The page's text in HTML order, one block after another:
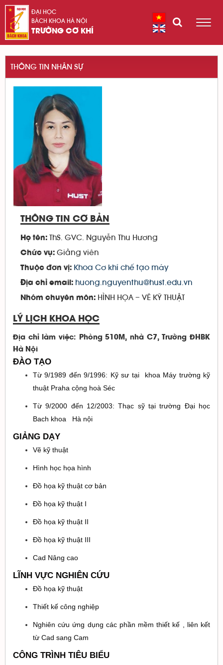
ĐẠI HỌC
BÁCH KHOA HÀ NỘI
TRƯỜNG CƠ KHÍ
THÔNG TIN NHÂN SỰ
THÔNG TIN CƠ BẢN
Họ tên: ThS. GVC. Nguyễn Thu Hương
Chức vụ: Giảng viên
Thuộc đơn vị: Khoa Cơ khí chế tạo máy
Địa chỉ email: huong.nguyenthu@hust.edu.vn
Nhóm chuyên môn: HÌNH HỌA – VẼ KỸ THUẬT
LÝ LỊCH KHOA HỌC
Địa chỉ làm việc: Phòng 510M, nhà C7, Trường ĐHBK
Hà Nội
ĐÀO TẠO
Từ 9/1989 đến 9/1996: Kỹ sư tại khoa Máy trường kỹ
thuật Praha cộng hoà Séc
Từ 9/2000 đến 12/2003: Thạc sỹ tại trường Đại học
Bach khoa Hà nội
GIẢNG DẠY
Vẽ kỹ thuật
Hình học họa hình
Đồ họa kỹ thuật cơ bản
Đồ họa kỹ thuật I
Đồ họa kỹ thuật II
Đồ họa kỹ thuật III
Cad Nâng cao
LĨNH VỰC NGHIÊN CỨU
Đồ họa kỹ thuật
Thiết kế công nghiệp
Nghiên cứu ứng dụng các phần mềm thiết kế , liên kết
từ Cad sang Cam
CÔNG TRÌNH TIÊU BIỂU